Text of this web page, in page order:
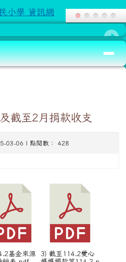
鶴國民小學 資訊網
截至2月捐款收支
03-06 | 點閱數： 428
基金來源
3) 截至114.2愛心